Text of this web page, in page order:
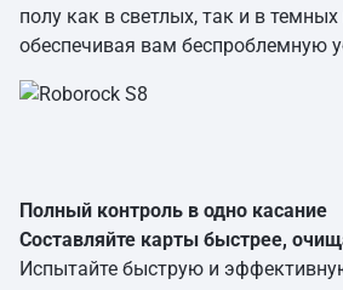
полу как в светлых, так и в
обеспечивая вам беспроблемную
Полный контроль в одно касание
Составляйте карты быстрее,
Испытайте быструю и